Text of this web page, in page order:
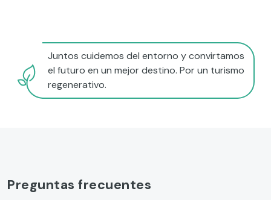
Juntos cuidemos del entorno y convirtamos
el futuro en un mejor destino. Por un turismo
regenerativo.
Preguntas frecuentes